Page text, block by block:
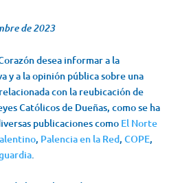
de 2023
desea informar a la
y a la opinión pública sobre una
con la reubicación de
Católicos de Dueñas, como se ha
publicaciones como El Norte
, Palencia en la Red, COPE,
.